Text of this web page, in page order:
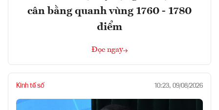
cân bằng quanh vùng 1760 - 1780
điểm
Đọc ngay
Kinh tế số 10:23, 09/08/2026